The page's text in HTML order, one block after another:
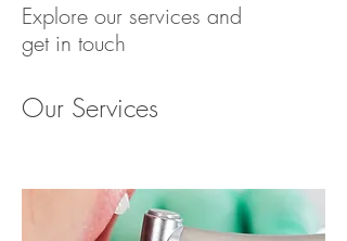
Explore our services and
get in touch
Our Services